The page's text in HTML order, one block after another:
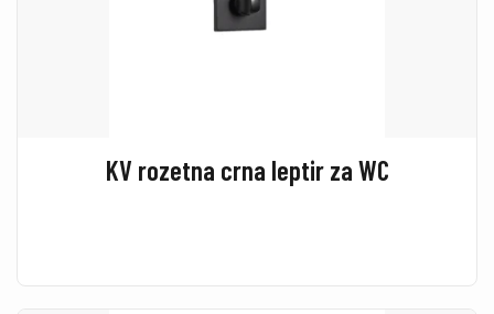
KV rozetna crna leptir za WC